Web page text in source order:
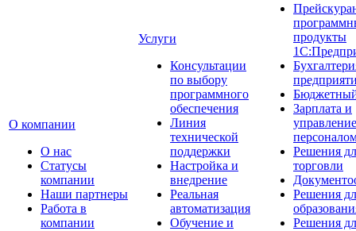
О компании
О нас
Cтатусы
компании
Наши партнеры
Работа в
компании
Услуги
Консультации
по выбору
программного
обеспечения
Линия
технической
поддержки
Настройка и
внедрение
Реальная
автоматизация
Обучение и
продукты
Зарплата и
управление
Решения
торговли
Решения
Решения